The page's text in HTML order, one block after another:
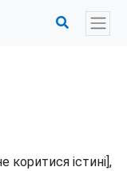
коритися істині],